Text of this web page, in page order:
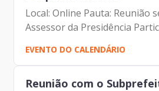
Local: Online Pauta: Reunião
Assessor da Presidência Participantes: Francisco
de Padovan Forbes
André Tomiatto de Oliveira
Presidência da Prodam)...
EVENTO DO CALENDÁRIO
Reunião com o